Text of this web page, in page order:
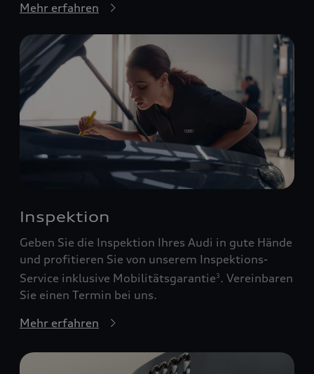
Mehr erfahren
Inspektion
Geben Sie die Inspektion Ihres Audi in gute Hände
und profitieren Sie von unserem Inspektions-
Service inklusive Mobilitätsgarantie3 . Vereinbaren
Sie einen Termin bei uns.
Mehr erfahren